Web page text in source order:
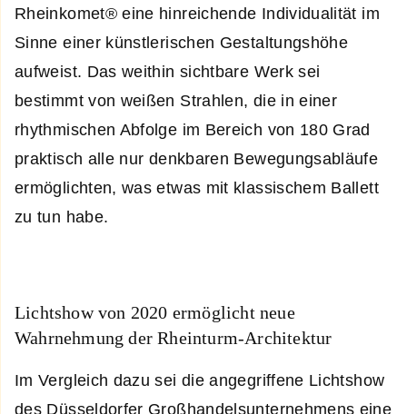
Rheinkomet® eine hinreichende Individualität im
Sinne einer künstlerischen Gestaltungshöhe
aufweist. Das weithin sichtbare Werk sei
bestimmt von weißen Strahlen, die in einer
rhythmischen Abfolge im Bereich von 180 Grad
praktisch alle nur denkbaren Bewegungsabläufe
ermöglichten, was etwas mit klassischem Ballett
zu tun habe.
Lichtshow von 2020 ermöglicht neue
Wahrnehmung der Rheinturm-Architektur
Im Vergleich dazu sei die angegriffene Lichtshow
des Düsseldorfer Großhandelsunternehmens eine